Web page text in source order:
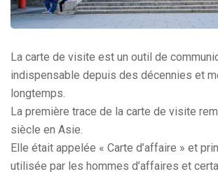
La carte de visite est un outil de
indispensable depuis des décennies et
longtemps.
La première trace de la carte de visite
siècle en Asie.
Elle était appelée « Carte d’affaire » et
utilisée par les hommes d’affaires et